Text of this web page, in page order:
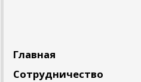
Главная
Сотрудничество